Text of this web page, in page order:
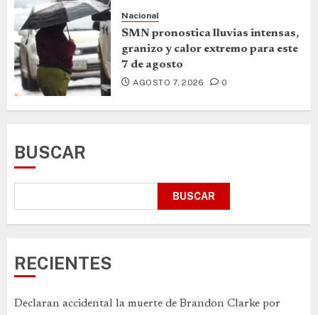
Nacional
SMN pronostica lluvias intensas,
granizo y calor extremo para este
7 de agosto
AGOSTO 7, 2026 0
BUSCAR
BUSCAR
RECIENTES
Declaran accidental la muerte de Brandon Clarke por